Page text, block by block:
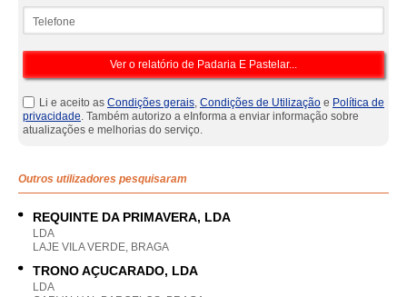
Li e aceito as Condições gerais, Condições de Utilização e Política de
privacidade. Também autorizo a eInforma a enviar informação sobre
atualizações e melhorias do serviço.
Outros utilizadores pesquisaram
REQUINTE DA PRIMAVERA, LDA
LDA
LAJE VILA VERDE, BRAGA
TRONO AÇUCARADO, LDA
LDA